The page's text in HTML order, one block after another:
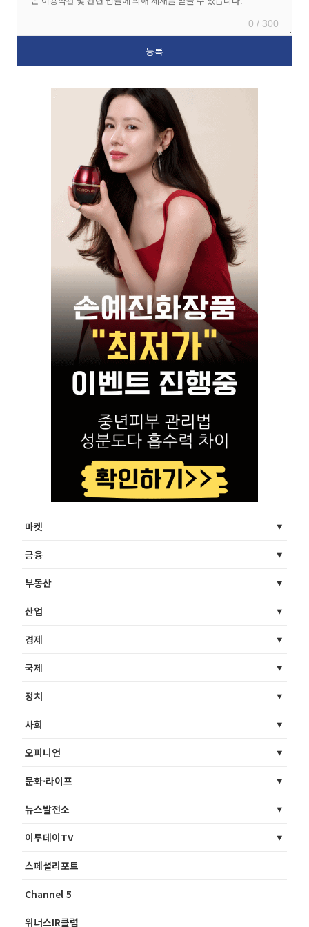
0 / 300
마켓
금융
부동산
산업
경제
국제
정치
사회
오피니언
문화·라이프
뉴스발전소
이투데이TV
스페셜리포트
Channel 5
위너스IR클럽